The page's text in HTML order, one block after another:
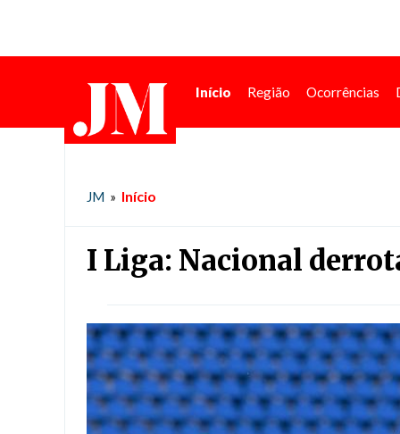
Início Região Ocorrências
JM » Início
I Liga: Nacional